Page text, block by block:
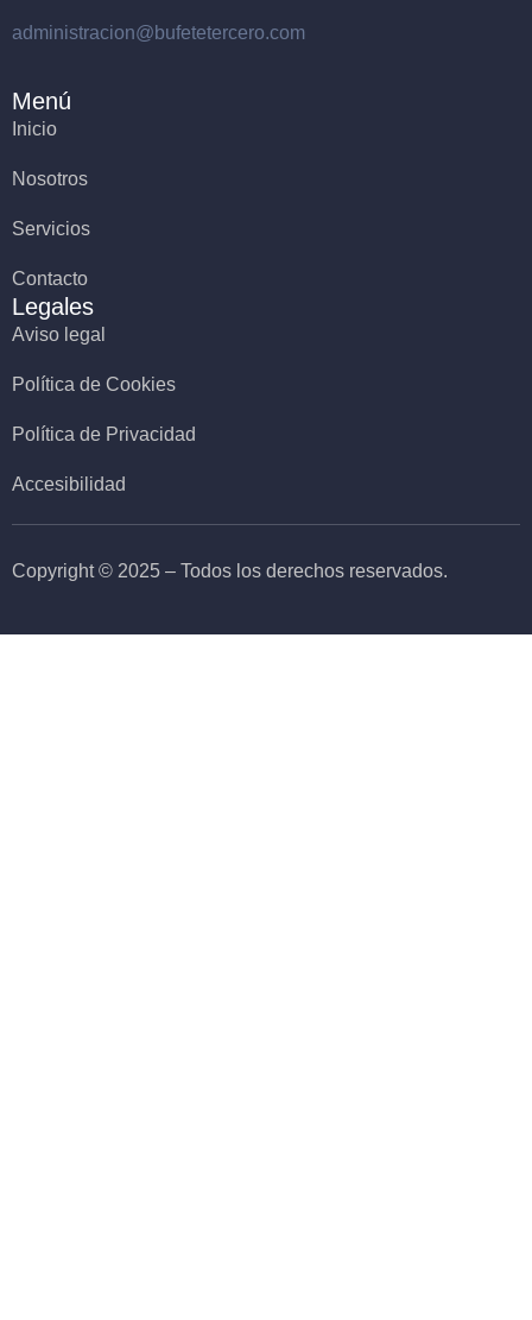
administracion@bufetetercero.com
Menú
Inicio
Nosotros
Servicios
Contacto
Legales
Aviso legal
Política de Cookies
Política de Privacidad
Accesibilidad
Copyright © 2025 – Todos los derechos reservados.